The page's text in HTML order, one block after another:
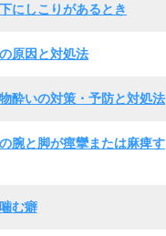
にしこりがあるとき
原因と対処法
酔いの対策・予防と対処法
腕と脚が痙攣または麻痺す
む癖